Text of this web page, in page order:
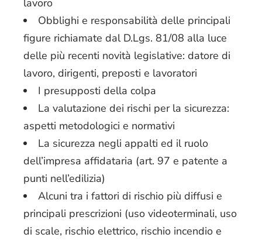
lavoro
Obblighi e responsabilità delle principali
figure richiamate dal D.Lgs. 81/08 alla luce
delle più recenti novità legislative: datore di
lavoro, dirigenti, preposti e lavoratori
I presupposti della colpa
La valutazione dei rischi per la sicurezza:
aspetti metodologici e normativi
La sicurezza negli appalti ed il ruolo
dell’impresa affidataria (art. 97 e patente a
punti nell’edilizia)
Alcuni tra i fattori di rischio più diffusi e
principali prescrizioni (uso videoterminali, uso
di scale, rischio elettrico, rischio incendio e